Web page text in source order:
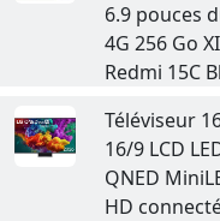
6.9 pouces
4G 256 Go
Redmi 15C
Téléviseur
16/9 LCD
QNED
HD